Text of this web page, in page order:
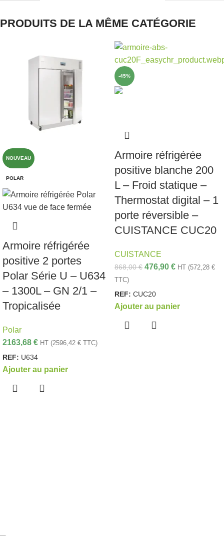
PRODUITS DE LA MÊME CATÉGORIE
NOUVEAU
POLAR
Armoire réfrigérée
positive 2 portes
Polar Série U – U634
– 1300L – GN 2/1 –
Tropicalisée
Polar
2163,68 € HT (2596,42 € TTC)
REF: U634
Ajouter au panier
-45%
Armoire réfrigérée
positive blanche 200
L – Froid statique –
Thermostat digital – 1
porte réversible –
CUISTANCE CUC20
CUISTANCE
868,00€ 476,90 € HT (572,28 €
TTC)
REF: CUC20
Ajouter au panier